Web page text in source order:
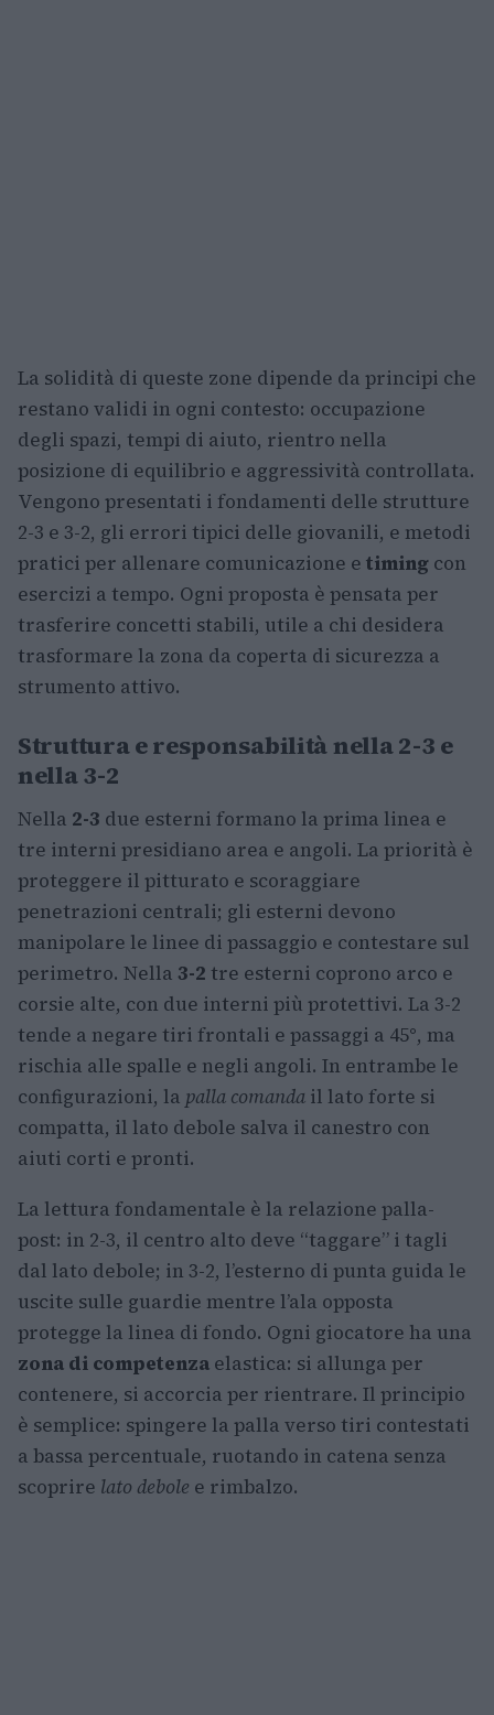
La solidità di queste zone dipende da principi che
restano validi in ogni contesto: occupazione
degli spazi, tempi di aiuto, rientro nella
posizione di equilibrio e aggressività controllata.
Vengono presentati i fondamenti delle strutture
2-3 e 3-2, gli errori tipici delle giovanili, e metodi
pratici per allenare comunicazione e timing con
esercizi a tempo. Ogni proposta è pensata per
trasferire concetti stabili, utile a chi desidera
trasformare la zona da coperta di sicurezza a
strumento attivo.
Struttura e responsabilità nella 2-3 e
nella 3-2
Nella 2-3 due esterni formano la prima linea e
tre interni presidiano area e angoli. La priorità è
proteggere il pitturato e scoraggiare
penetrazioni centrali; gli esterni devono
manipolare le linee di passaggio e contestare sul
perimetro. Nella 3-2 tre esterni coprono arco e
corsie alte, con due interni più protettivi. La 3-2
tende a negare tiri frontali e passaggi a 45°, ma
rischia alle spalle e negli angoli. In entrambe le
configurazioni, la palla comanda il lato forte si
compatta, il lato debole salva il canestro con
aiuti corti e pronti.
La lettura fondamentale è la relazione palla-
post: in 2-3, il centro alto deve “taggare” i tagli
dal lato debole; in 3-2, l’esterno di punta guida le
uscite sulle guardie mentre l’ala opposta
protegge la linea di fondo. Ogni giocatore ha una
zona di competenza elastica: si allunga per
contenere, si accorcia per rientrare. Il principio
è semplice: spingere la palla verso tiri contestati
a bassa percentuale, ruotando in catena senza
scoprire lato debole e rimbalzo.